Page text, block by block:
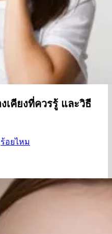
เคียงที่ควรรู้ และวิธี
ร้อยไหม